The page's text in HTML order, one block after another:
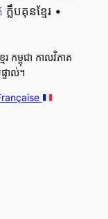
ក្លឹបគុនខ្មែរ •
កម្ពុជា កាលវិភាគ
ទាល់។